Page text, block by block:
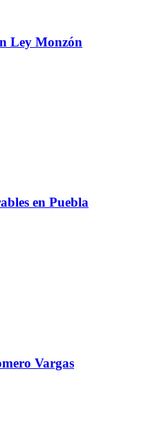
Ley Monzón
en Puebla
Vargas